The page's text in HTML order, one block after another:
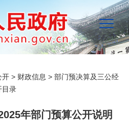
开 > 财政信息 > 部门预决算及三公经
目录
年部门预算公开说明